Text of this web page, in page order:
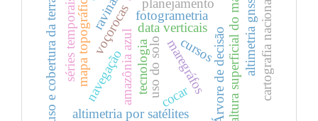
data verticais
amazônia azul
voçorocas
ravinas
uso do solo Árvore de decisão
altimetria por satélites altura superficial do mar
mapa topográfico
uso e cobertura da terraséries temporais altimetria gnss-r
maregráfos
navegação
fotogrametria cartografia nacional
planejamento
cocar
tecnologia cursos